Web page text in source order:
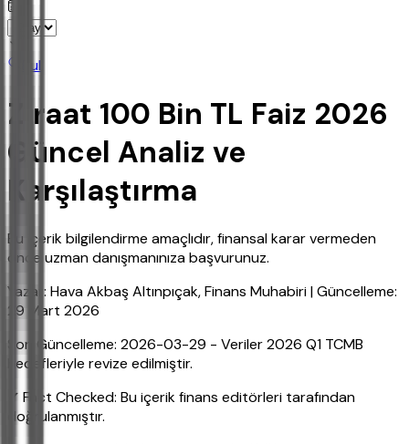
Bul
Ziraat 100 Bin TL Faiz 2026
Güncel Analiz ve
Karşılaştırma
Bu içerik bilgilendirme amaçlıdır, finansal karar vermeden
önce uzman danışmanınıza başvurunuz.
Yazar: Hava Akbaş Altınpıçak, Finans Muhabiri | Güncelleme:
29 Mart 2026
Son Güncelleme: 2026-03-29 - Veriler 2026 Q1 TCMB
hedefleriyle revize edilmiştir.
✔ Fact Checked: Bu içerik finans editörleri tarafından
doğrulanmıştır.